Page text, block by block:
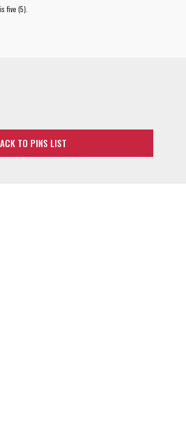
five (5).
TO PINS LIST